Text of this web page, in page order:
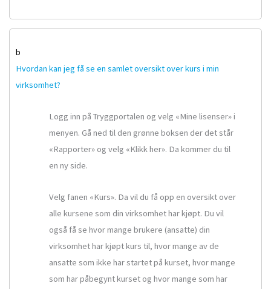
b
Hvordan kan jeg få se en samlet oversikt over kurs i min
virksomhet?
Logg inn på Tryggportalen og velg «Mine lisenser» i
menyen. Gå ned til den grønne boksen der det står
«Rapporter» og velg «Klikk her». Da kommer du til
en ny side.
Velg fanen «Kurs». Da vil du få opp en oversikt over
alle kursene som din virksomhet har kjøpt. Du vil
også få se hvor mange brukere (ansatte) din
virksomhet har kjøpt kurs til, hvor mange av de
ansatte som ikke har startet på kurset, hvor mange
som har påbegynt kurset og hvor mange som har